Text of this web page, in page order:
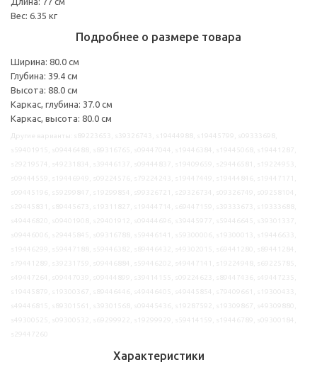
Вес: 6.35 кг
Подробнее о размере товара
Ширина: 80.0 см
Глубина: 39.4 см
Высота: 88.0 см
Каркас, глубина: 37.0 см
Каркас, высота: 80.0 см
Характеристики